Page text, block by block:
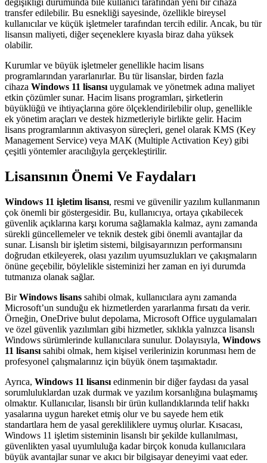
değişikliği durumunda bile kullanıcı tarafından yeni bir cihaza
transfer edilebilir. Bu esnekliği sayesinde, özellikle bireysel
kullanıcılar ve küçük işletmeler tarafından tercih edilir. Ancak, bu tür
lisansın maliyeti, diğer seçeneklere kıyasla biraz daha yüksek
olabilir.
Kurumlar ve büyük işletmeler genellikle hacim lisans
programlarından yararlanırlar. Bu tür lisanslar, birden fazla
cihaza Windows 11 lisansı uygulamak ve yönetmek adına maliyet
etkin çözümler sunar. Hacim lisans programları, şirketlerin
büyüklüğü ve ihtiyaçlarına göre ölçeklendirilebilir olup, genellikle
ek yönetim araçları ve destek hizmetleriyle birlikte gelir. Hacim
lisans programlarının aktivasyon süreçleri, genel olarak KMS (Key
Management Service) veya MAK (Multiple Activation Key) gibi
çeşitli yöntemler aracılığıyla gerçekleştirilir.
Lisansının Önemi Ve Faydaları
Windows 11 işletim lisansı, resmi ve güvenilir yazılım kullanmanın
çok önemli bir göstergesidir. Bu, kullanıcıya, ortaya çıkabilecek
güvenlik açıklarına karşı koruma sağlamakla kalmaz, aynı zamanda
sürekli güncellemeler ve teknik destek gibi önemli avantajlar da
sunar. Lisanslı bir işletim sistemi, bilgisayarınızın performansını
doğrudan etkileyerek, olası yazılım uyumsuzlukları ve çakışmaların
önüne geçebilir, böylelikle sisteminizi her zaman en iyi durumda
tutmanıza olanak sağlar.
BirWindows lisans sahibi olmak, kullanıcılara aynı zamanda
Microsoft’un sunduğu ek hizmetlerden yararlanma fırsatı da verir.
Örneğin, OneDrive bulut depolama, Microsoft Office uygulamaları
ve özel güvenlik yazılımları gibi hizmetler, sıklıkla yalnızca lisanslı
Windows sürümlerinde kullanıcılara sunulur. Dolayısıyla, Windows
11 lisansı sahibi olmak, hem kişisel verilerinizin korunması hem de
profesyonel çalışmalarınız için büyük önem taşımaktadır.
Ayrıca, Windows 11 lisansı edinmenin bir diğer faydası da yasal
sorumluluklardan uzak durmak ve yazılım korsanlığına bulaşmamış
olmaktır. Kullanıcılar, lisanslı bir ürün kullandıklarında telif hakkı
yasalarına uygun hareket etmiş olur ve bu sayede hem etik
standartlara hem de yasal gerekliliklere uymuş olurlar. Kısacası,
Windows 11 işletim sisteminin lisanslı bir şekilde kullanılması,
güvenlikten yasal uyumluluğa kadar birçok konuda kullanıcılara
büyük avantajlar sunar ve akıcı bir bilgisayar deneyimi vaat eder.